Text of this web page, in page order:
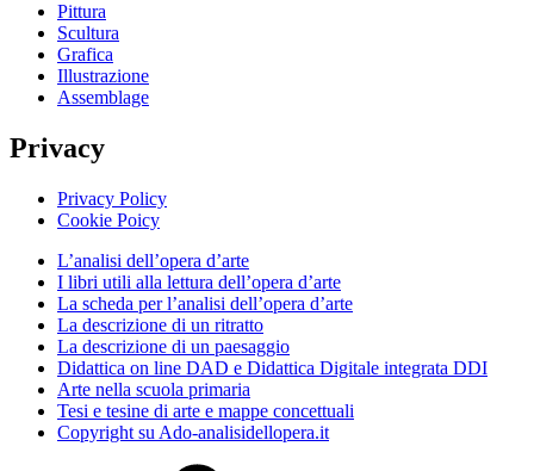
Pittura
Scultura
Grafica
Illustrazione
Assemblage
Privacy
Privacy Policy
Cookie Poicy
L’analisi dell’opera d’arte
I libri utili alla lettura dell’opera d’arte
La scheda per l’analisi dell’opera d’arte
La descrizione di un ritratto
La descrizione di un paesaggio
Didattica on line DAD e Didattica Digitale integrata DDI
Arte nella scuola primaria
Tesi e tesine di arte e mappe concettuali
Copyright su Ado-analisidellopera.it